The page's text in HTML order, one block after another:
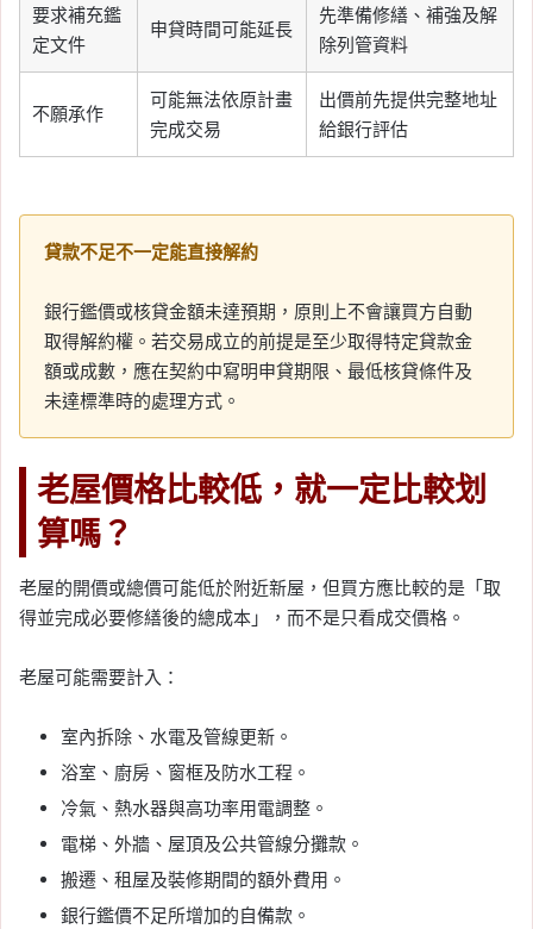
要求補充鑑
定文件
申貸時間可能延長
先準備修繕、補強及解
除列管資料
不願承作
可能無法依原計畫
完成交易
出價前先提供完整地址
給銀行評估
貸款不足不一定能直接解約
銀行鑑價或核貸金額未達預期，原則上不會讓買方自動
取得解約權。若交易成立的前提是至少取得特定貸款金
額或成數，應在契約中寫明申貸期限、最低核貸條件及
未達標準時的處理方式。
老屋價格比較低，就一定比較划
算嗎？
老屋的開價或總價可能低於附近新屋，但買方應比較的是「取
得並完成必要修繕後的總成本」，而不是只看成交價格。
老屋可能需要計入：
室內拆除、水電及管線更新。
浴室、廚房、窗框及防水工程。
冷氣、熱水器與高功率用電調整。
電梯、外牆、屋頂及公共管線分攤款。
搬遷、租屋及裝修期間的額外費用。
銀行鑑價不足所增加的自備款。